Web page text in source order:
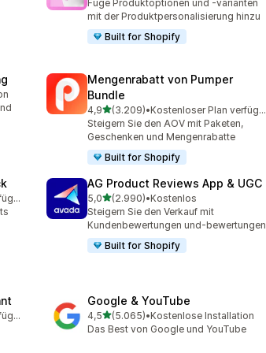
Füge Produktoptionen und -varianten
mit der Produktpersonalisierung hinzu
Built for Shopify
Mengenrabatt von Pumper
Bundle
4,9von 5 Sternen
(3.209)
3209 Rezensionen insgesamt
•
Kostenloser Plan verfügbar
Steigern Sie den AOV mit Paketen,
Geschenken und Mengenrabatte
Built for Shopify
Kostenloser Plan verfügbar
AG Product Reviews App & UGC
5,0von 5 Sternen
(2.990)
2990 Rezensionen insgesamt
•Kostenlos
Steigern Sie den Verkauf mit
Kundenbewertungen und-bewertungen
Built for Shopify
Kostenloser Plan verfügbar
Google & YouTube
4,5von 5 Sternen
(5.065)
5065 Rezensionen insgesamt
•Kostenlose Installation
Das Best von Google und YouTube